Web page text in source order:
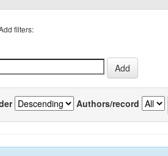
filters:
Authors/record